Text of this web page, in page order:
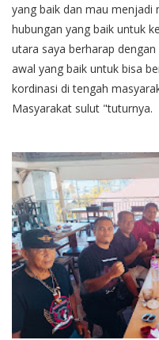
yang baik dan mau
hubungan yang baik untuk
utara saya berharap
awal yang baik untuk bisa
kordinasi di tengah
Masyarakat sulut "tuturnya.